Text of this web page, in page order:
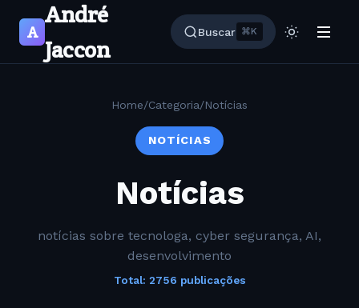
A
André
Jaccon
Buscar ⌘K
Home/Categoria/Notícias
NOTÍCIAS
Notícias
notícias sobre tecnologa, cyber segurança, AI,
desenvolvimento
Total: 2756 publicações